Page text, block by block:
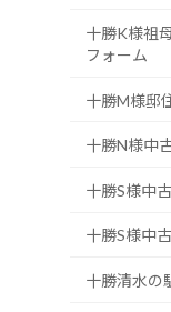
十勝K様祖
フォーム
十勝M様邸
十勝N様中
十勝S様中
十勝S様中
十勝清水の